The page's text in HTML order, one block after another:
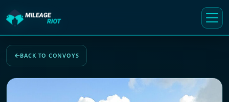
BACK TO CONVOYS